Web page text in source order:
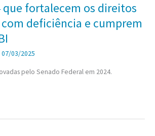
que fortalecem os direitos
com deficiência e cumprem
07/03/2025
pelo Senado Federal em 2024.